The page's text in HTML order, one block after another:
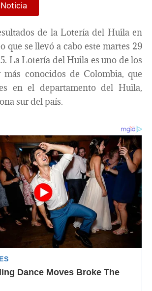
de la Lotería del Huila en
que se llevó a cabo este martes 29
La Lotería del Huila es uno de los
más conocidos de Colombia, que
en el departamento del Huila,
sur del país.